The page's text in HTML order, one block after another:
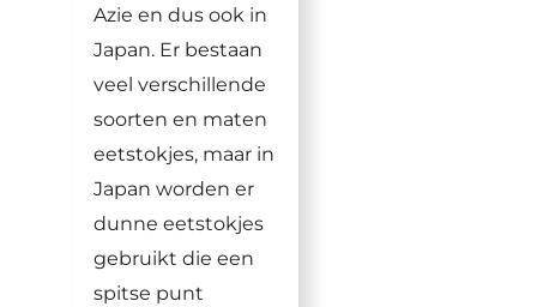
Azie en dus ook in
Japan. Er bestaan
veel verschillende
soorten en maten
eetstokjes, maar in
Japan worden er
dunne eetstokjes
gebruikt die een
spitse punt